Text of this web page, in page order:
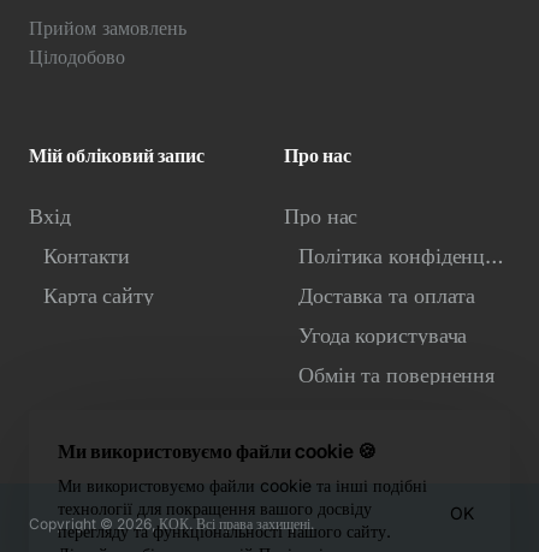
Ми використовуємо файли cookie 🍪
Ми використовуємо файли cookie та інші подібні
технології для покращення вашого досвіду
перегляду та функціональності нашого сайту.
OK
Прийом замовлень
Цілодобово
Мій обліковий запис
Вхід
Контакти
Карта сайту
Про нас
Про нас
Політика конфіденційності
Доставка та оплата
Угода користувача
Обмін та повернення
Copyright © 2026, КОК. Всі права захищені.